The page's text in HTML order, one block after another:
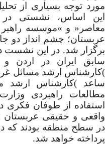
مورد توجه بسیاری از
این اساس، نشستی
معاصر« و »موسسه راهبر
عربستان؛ چشم انداز دو
برگزار شد. در این نشست
سابق ایران در اردن و
)کارشناس ارشد مسائل
ساعد )کارشناس ارشد
مطالعات راهبردی
استفاده از طوفان
واقعی و حقیقی عربستان
در سطح منطقه بودند که
پرداخته خواهد شد.